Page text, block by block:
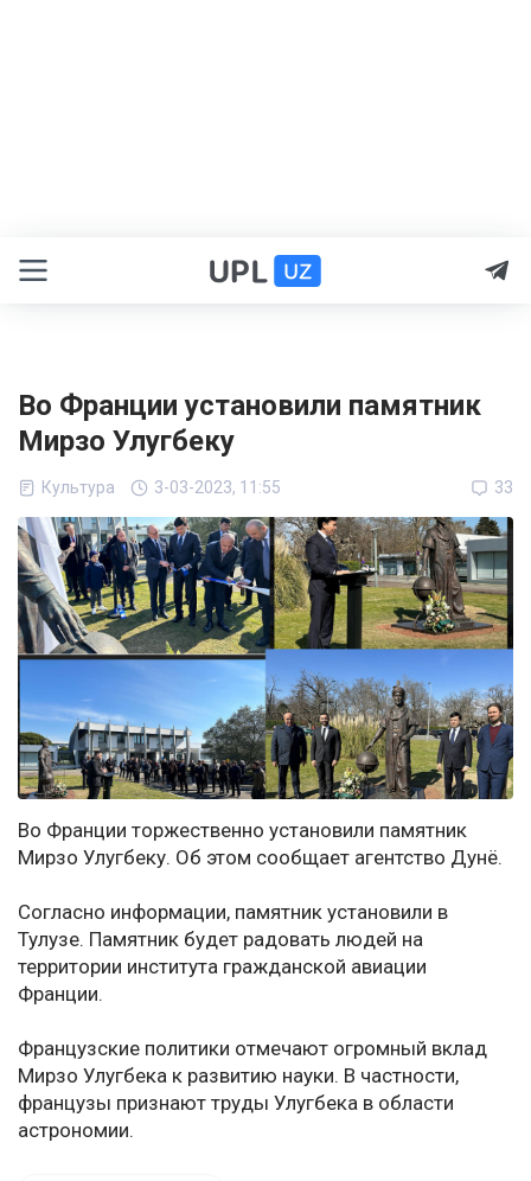
Во Франции установили памятник
Мирзо Улугбеку
Культура 3-03-2023, 11:55 33
Во Франции торжественно установили памятник
Мирзо Улугбеку. Об этом сообщает агентство Дунё.
Согласно информации, памятник установили в
Тулузе. Памятник будет радовать людей на
территории института гражданской авиации
Франции.
Французские политики отмечают огромный вклад
Мирзо Улугбека к развитию науки. В частности,
французы признают труды Улугбека в области
астрономии.